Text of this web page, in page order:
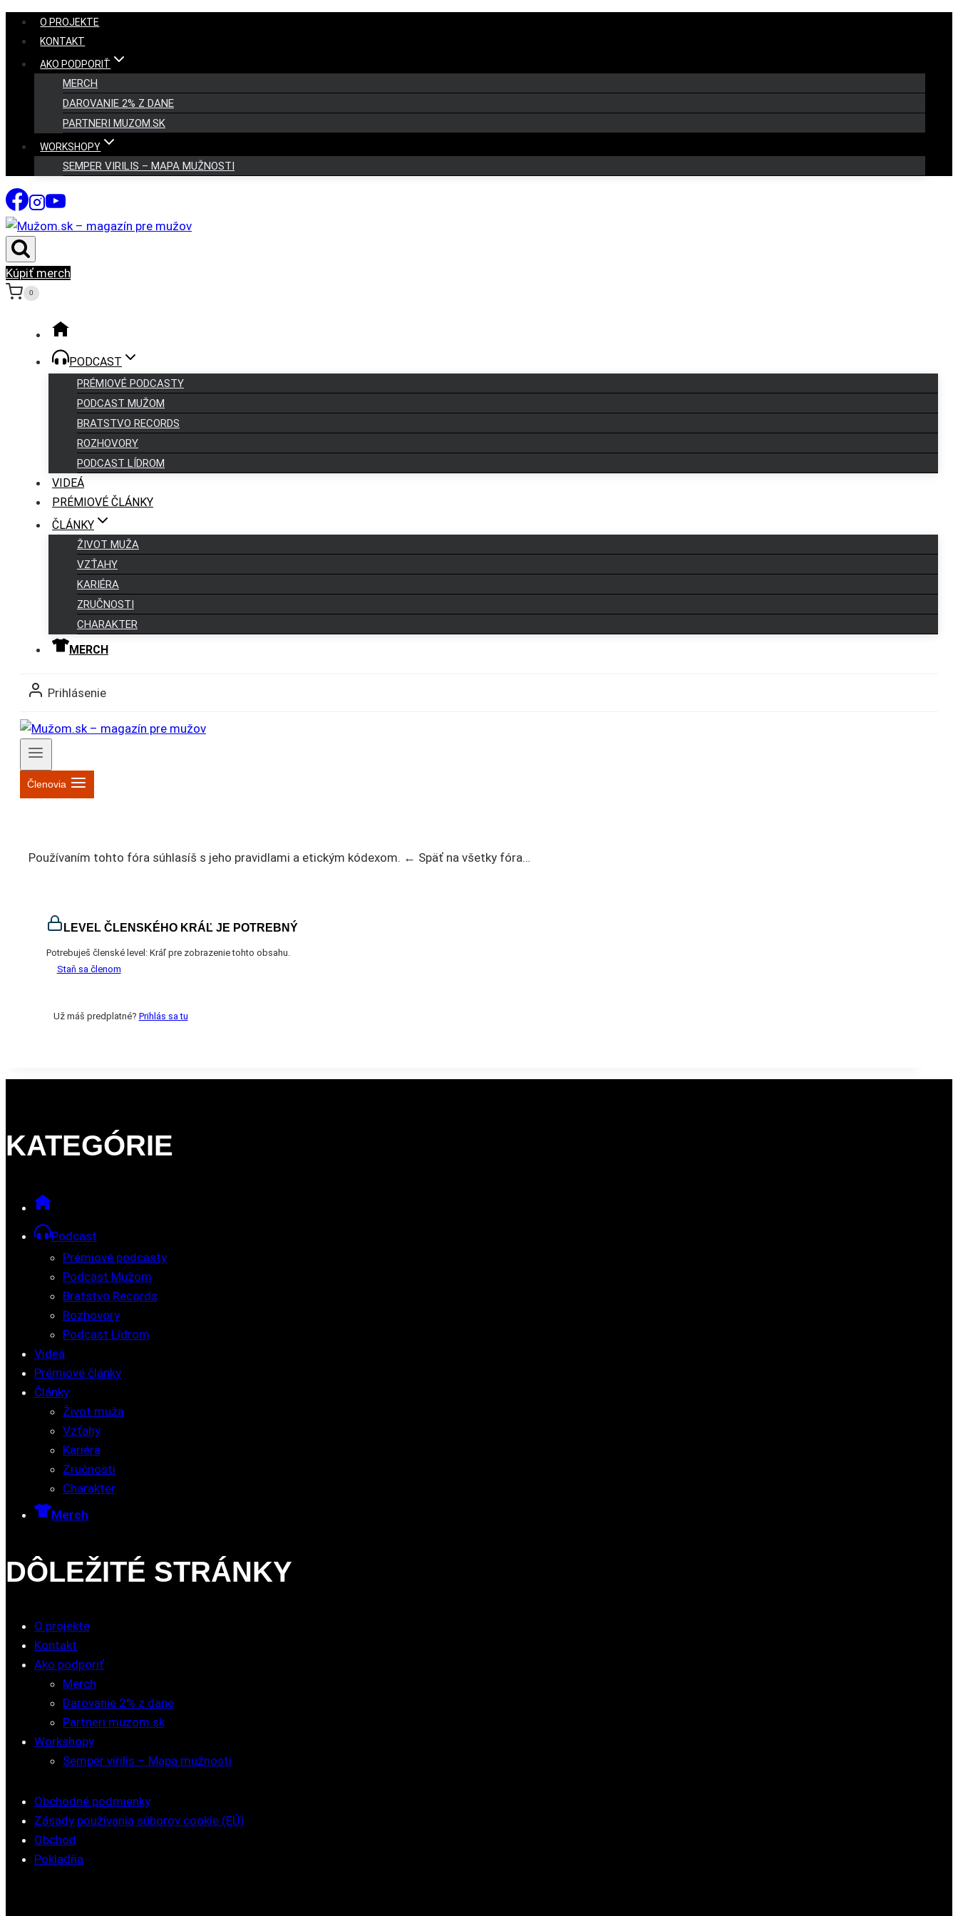
Skip
content
O PROJEKTE
KONTAKT
AKO PODPORIŤ
MERCH
DAROVANIE 2% Z DANE
PARTNERI MUZOM.SK
WORKSHOPY
SEMPER VIRILIS – MAPA MUŽNOSTI
Kúpiť merch
0
PODCAST
PRÉMIOVÉ PODCASTY
PODCAST MUŽOM
BRATSTVO RECORDS
ROZHOVORY
PODCAST LÍDROM
VIDEÁ
PRÉMIOVÉ ČLÁNKY
ČLÁNKY
ŽIVOT MUŽA
VZŤAHY
KARIÉRA
ZRUČNOSTI
CHARAKTER
MERCH
Prihlásenie
Členovia
Používaním tohto fóra súhlasíš s jeho pravidlami a etickým kódexom. ← Späť na všetky fóra…
LEVEL ČLENSKÉHO KRÁĽ JE POTREBNÝ
Potrebuješ členské level: Kráľ pre zobrazenie tohto obsahu.
Staň sa členom
Už máš predplatné? Prihlás sa tu
KATEGÓRIE
Podcast
Prémiové podcasty
Podcast Mužom
Bratstvo Records
Rozhovory
Podcast Lídrom
Videá
Prémiové články
Články
Život muža
Vzťahy
Kariéra
Zručnosti
Charakter
Merch
DÔLEŽITÉ STRÁNKY
O projekte
Kontakt
Ako podporiť
Merch
Darovanie 2% z dane
Partneri muzom.sk
Workshopy
Semper virilis – Mapa mužnosti
Obchodné podmienky
Zásady používania súborov cookie (EÚ)
Obchod
Pokladňa